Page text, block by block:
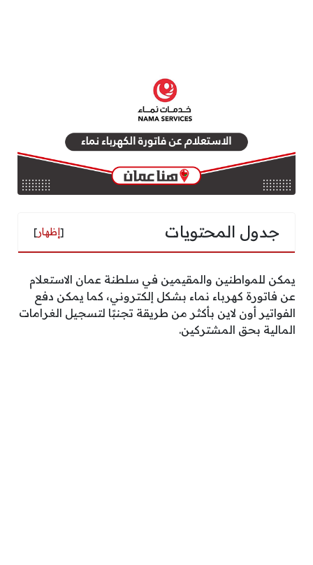
جدول المحتويات [إظهار]
يمكن للمواطنين والمقيمين في سلطنة عمان الاستعلام
عن فاتورة كهرباء نماء بشكل إلكتروني، كما يمكن دفع
الفواتير أون لاين بأكثر من طريقة تجنبًا لتسجيل الغرامات
المالية بحق المشتركين.